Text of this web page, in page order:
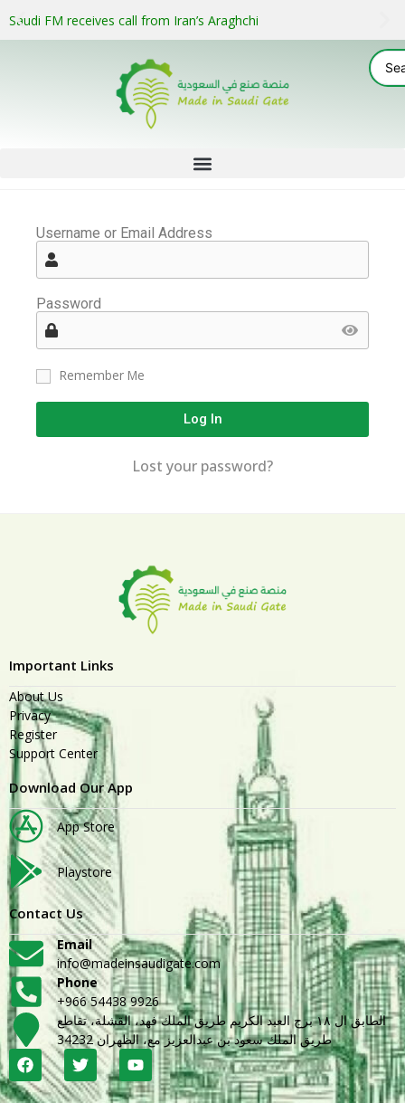
Saudi FM receives call from Iran’s Araghchi
Username or Email Address
Password
Remember Me
Log In
Lost your password?
Important Links
About Us
Privacy
Register
Support Center
Download Our App
App Store
Playstore
Contact Us
Email
info@madeinsaudigate.com
Phone
+966 54438 9926
الطابق ال ١٨ برج العبد الكريم طريق الملك فهد، القشلة، تقاطع
طريق الملك سعود بن عبدالعزيز مع، الظهران 34232